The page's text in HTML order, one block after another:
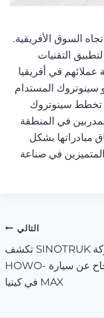
السوق الأفريقية.
التقنيات
عملائهم في أفريقيا
سينوتروك المستدام
تخطط سينوتروك
في المنطقة
مبادراتها بشكل
في صناعة
التالي
شركة SINOTRUK تكشف
بنجاح عن سيارة HOWO-
MAX في كينيا